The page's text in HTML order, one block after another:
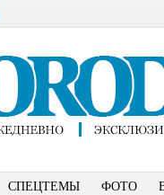
СПЕЦТЕМЫ ФОТО